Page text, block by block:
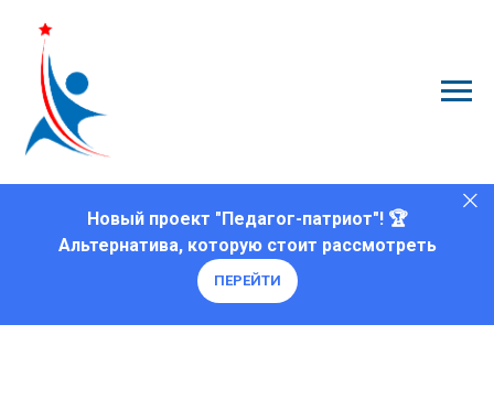
Новый проект "Педагог-патриот"! 🏆
Альтернатива, которую стоит рассмотреть
ПЕРЕЙТИ